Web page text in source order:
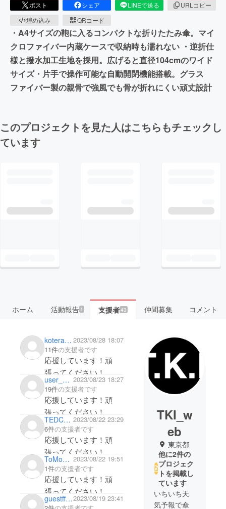
ポスト シェア LINEで送る
URLコピー
埋め込み
QRコード
・A4サイズの鞄に入るコンパクトな折りたたみ傘。マイ
クロファイバー内蔵ケースで収納時も濡れない ・逆折仕
様と撥水加工生地を採用。広げると直径104cmのワイド
サイズ・片手で操作可能な自動開閉機能搭載。グラス
ファイバー製の親骨で強風でも骨が折れにくい頑丈設計
このプロジェクトを見た人はこちらもチェックし
ています
ホーム 活動報告1 支援者43 仲間募集 コメント
koterakenji 2023/08/28 18:07
11件の支援者です
応援しています！頑
張ってください！
user_2aa4ef8daa34 2023/08/23 18:27
19件の支援者です
応援しています！頑
張ってください！
TEDCHAI 2023/08/22 23:29
6件の支援者です
応援しています！頑
張ってください！
ToMooN4 2023/08/22 19:51
1件の支援者です
応援しています！頑
張ってください！
guestff5d48daff342023/08/19 23:41
TKI_w
eb
東京都
他に2件の
プロジェク
トを掲載し
ています
いちいち天
気予報で傘